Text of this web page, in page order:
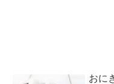
おに